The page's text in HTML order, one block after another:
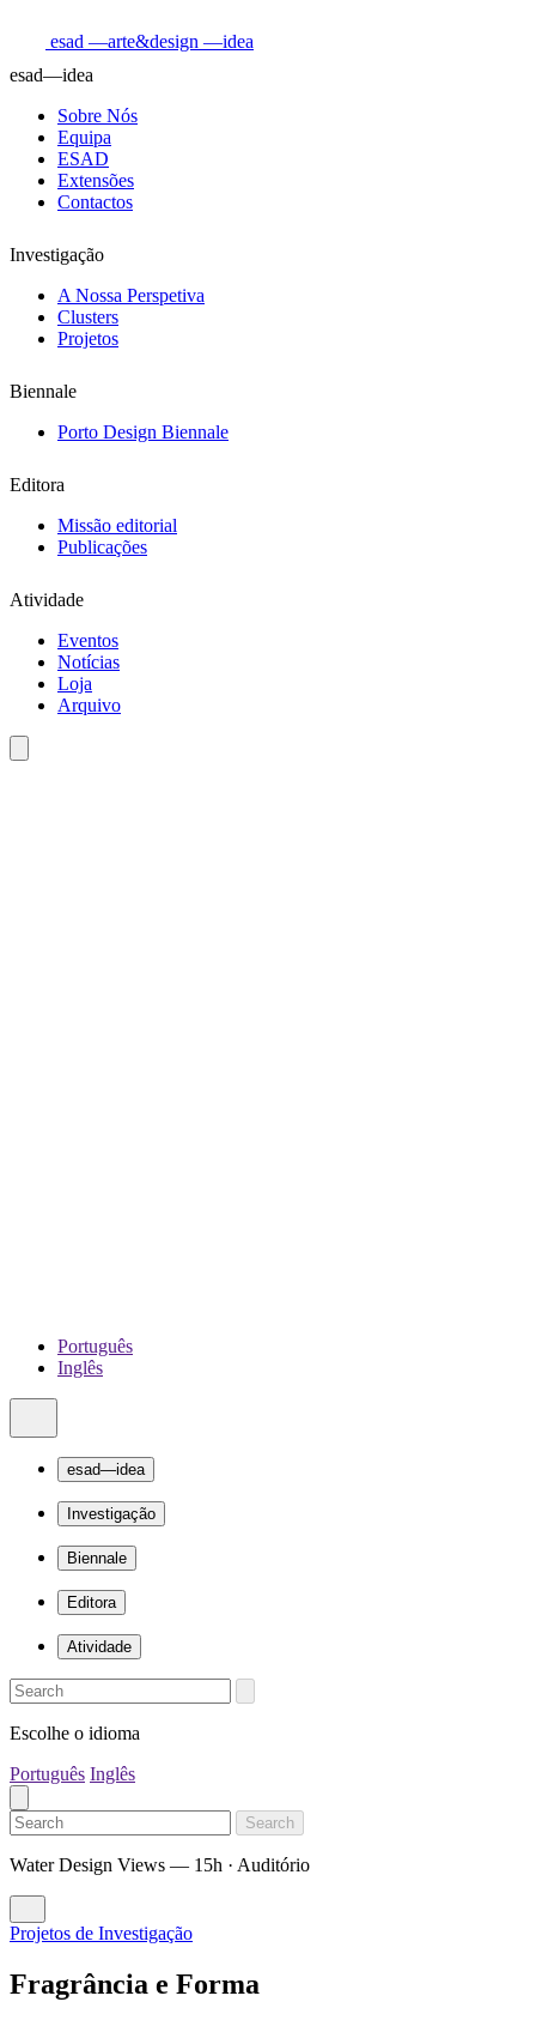
esad —arte&design —idea
esad—idea
Sobre Nós
Equipa
ESAD
Extensões
Contactos
Investigação
A Nossa Perspetiva
Clusters
Projetos
Biennale
Porto Design Biennale
Editora
Missão editorial
Publicações
Atividade
Eventos
Notícias
Loja
Arquivo
Português
Inglês
esad—idea
Investigação
Biennale
Editora
Atividade
Escolhe o idioma
Português Inglês
Search
Water Design Views — 15h · Auditório
Projetos de Investigação
Fragrância e Forma